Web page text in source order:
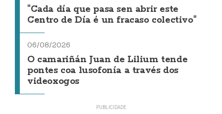
"Cada día que pasa sen abrir este
Centro de Día é un fracaso colectivo"
06/08/2026
O camariñán Juan de Lilium tende
pontes coa lusofonía a través dos
videoxogos